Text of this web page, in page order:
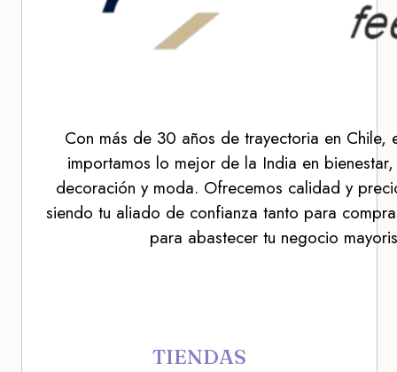
Con más de 30 años de trayectoria en Chile,
importamos lo mejor de la India en
decoración y moda. Ofrecemos calidad y
siendo tu aliado de confianza tanto para
para abastecer tu negocio
TIENDAS